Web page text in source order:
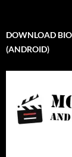
DOWNLOAD
(ANDROID)